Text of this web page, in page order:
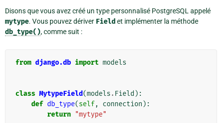
Disons que vous avez créé un type personnalisé PostgreSQL appelé
mytype. Vous pouvez dériver Fieldet implémenter la méthode
db_type(), comme suit :
from django.db import models
class MytypeField(models . Field ):
def db_type(self, connection ):
return "mytype"